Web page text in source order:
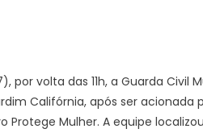
por volta das 11h, a Guarda
Califórnia, após ser
Protege Mulher. A equipe